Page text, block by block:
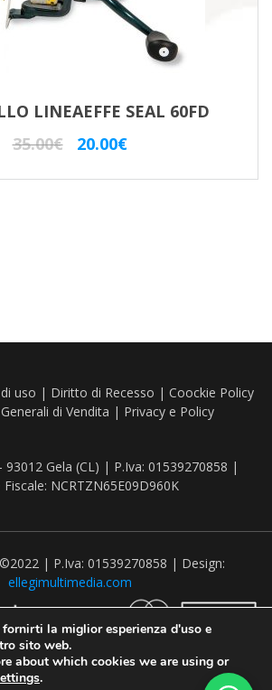
LINEAEFFE SEAL 60FD
35.00€
Il
20.00€Il
uso | Diritto di Recesso | Coockie Policy
di Vendita | Privacy e Policy
93012 Gela (CL) | P.Iva: 01539270858 |
Fiscale: NCRTZN65E09D960K
| P.Iva: 01539270858 | Design:
ellegimultimedia.com
la miglior esperienza d'uso e
sito web.
about which cookies we are using or
.